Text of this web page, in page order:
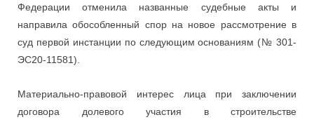
Федерации отменила названные судебные акты и
направила обособленный спор на новое рассмотрение в
суд первой инстанции по следующим основаниям (№ 301-
ЭС20-11581).
Материально-правовой интерес лица при заключении
договора долевого участия в строительстве